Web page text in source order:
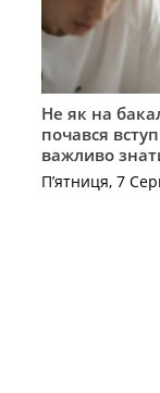
Не як на
почався
важливо
П’ятниця, 7